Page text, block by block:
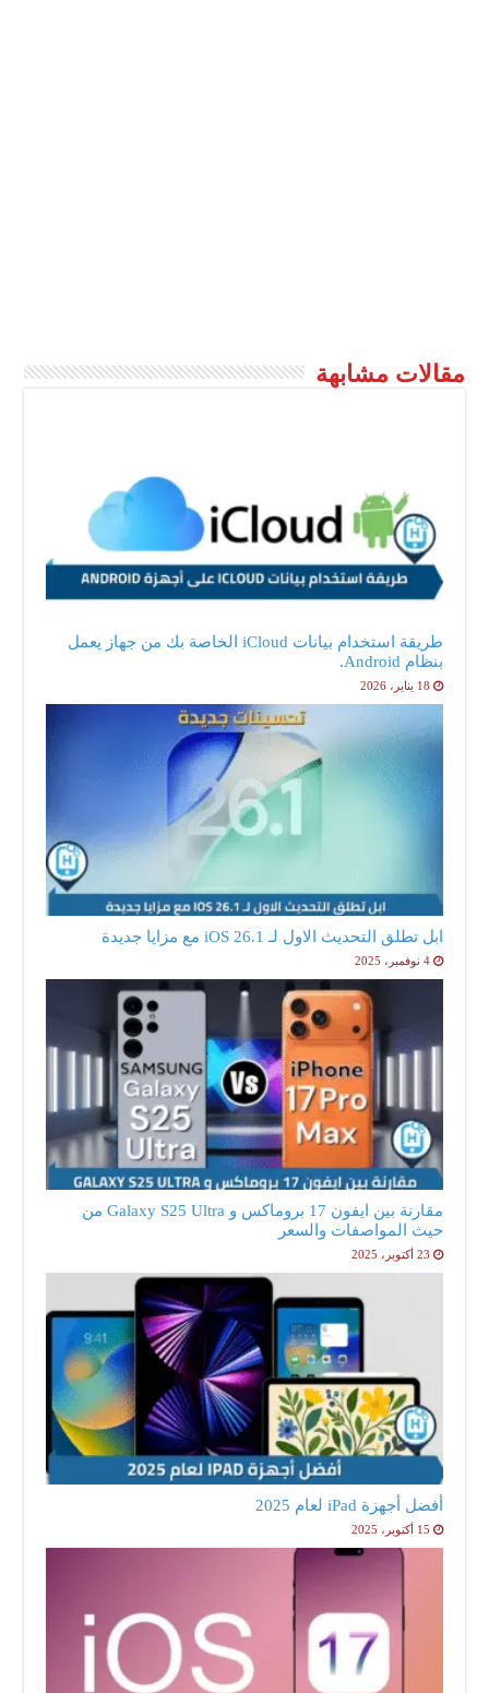
مقالات مشابهة
طريقة استخدام بيانات iCloud الخاصة بك من جهاز يعمل
بنظام Android.
18 يناير، 2026
ابل تطلق التحديث الاول لـ iOS 26.1 مع مزايا جديدة
مقارنة بين ايفون 17 بروماكس و Galaxy S25 Ultra من
حيث المواصفات والسعر
23 أكتوبر، 2025
أفضل أجهزة iPad لعام 2025
15 أكتوبر، 2025